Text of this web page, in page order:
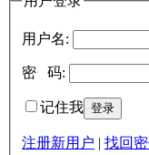
用户名:
密 码:
记住我
注册新用户 找回